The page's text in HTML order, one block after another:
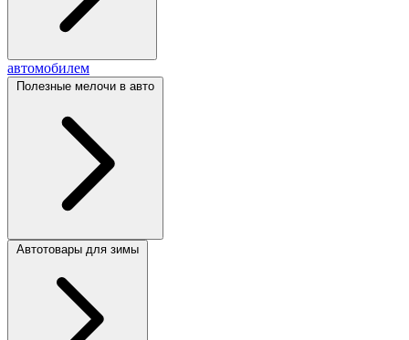
автомобилем
Полезные мелочи в авто
Автотовары для зимы